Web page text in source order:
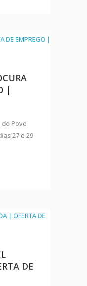
|
do Povo
27 e 29
DE